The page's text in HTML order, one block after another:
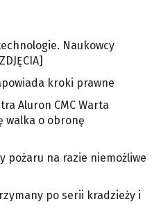
Naukowcy
kroki prawne
Aluron CMC Warta
walka o obronę
pożaru na razie niemożliwe
po serii kradzieży i